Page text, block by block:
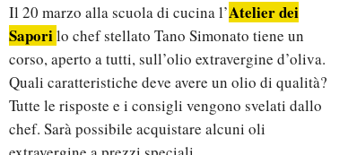
Il 20 marzo alla scuola di cucina l’Atelier dei
Saporilo chef stellato Tano Simonato tiene un
corso, aperto a tutti, sull’olio extravergine d’oliva.
Quali caratteristiche deve avere un olio di qualità?
Tutte le risposte e i consigli vengono svelati dallo
chef. Sarà possibile acquistare alcuni oli